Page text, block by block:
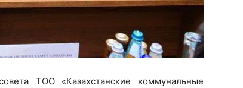
ТОО «Казахстанские коммунальные